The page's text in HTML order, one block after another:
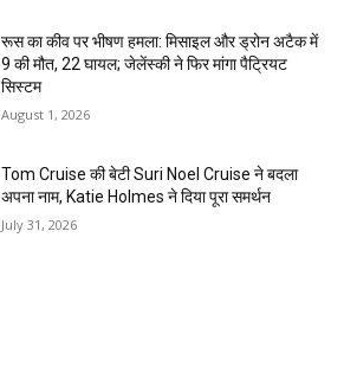
रूस का कीव पर भीषण हमला: मिसाइल और ड्रोन अटैक में
9 की मौत, 22 घायल; जेलेंस्की ने फिर मांगा पैट्रियट
सिस्टम
August 1, 2026
Tom Cruise की बेटी Suri Noel Cruise ने बदला
अपना नाम, Katie Holmes ने दिया पूरा समर्थन
July 31, 2026